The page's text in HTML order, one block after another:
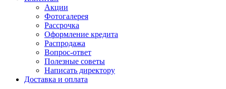
Акции
Фотогалерея
Рассрочка
Оформление кредита
Распродажа
Вопрос-ответ
Полезные советы
Написать директору
Доставка и оплата